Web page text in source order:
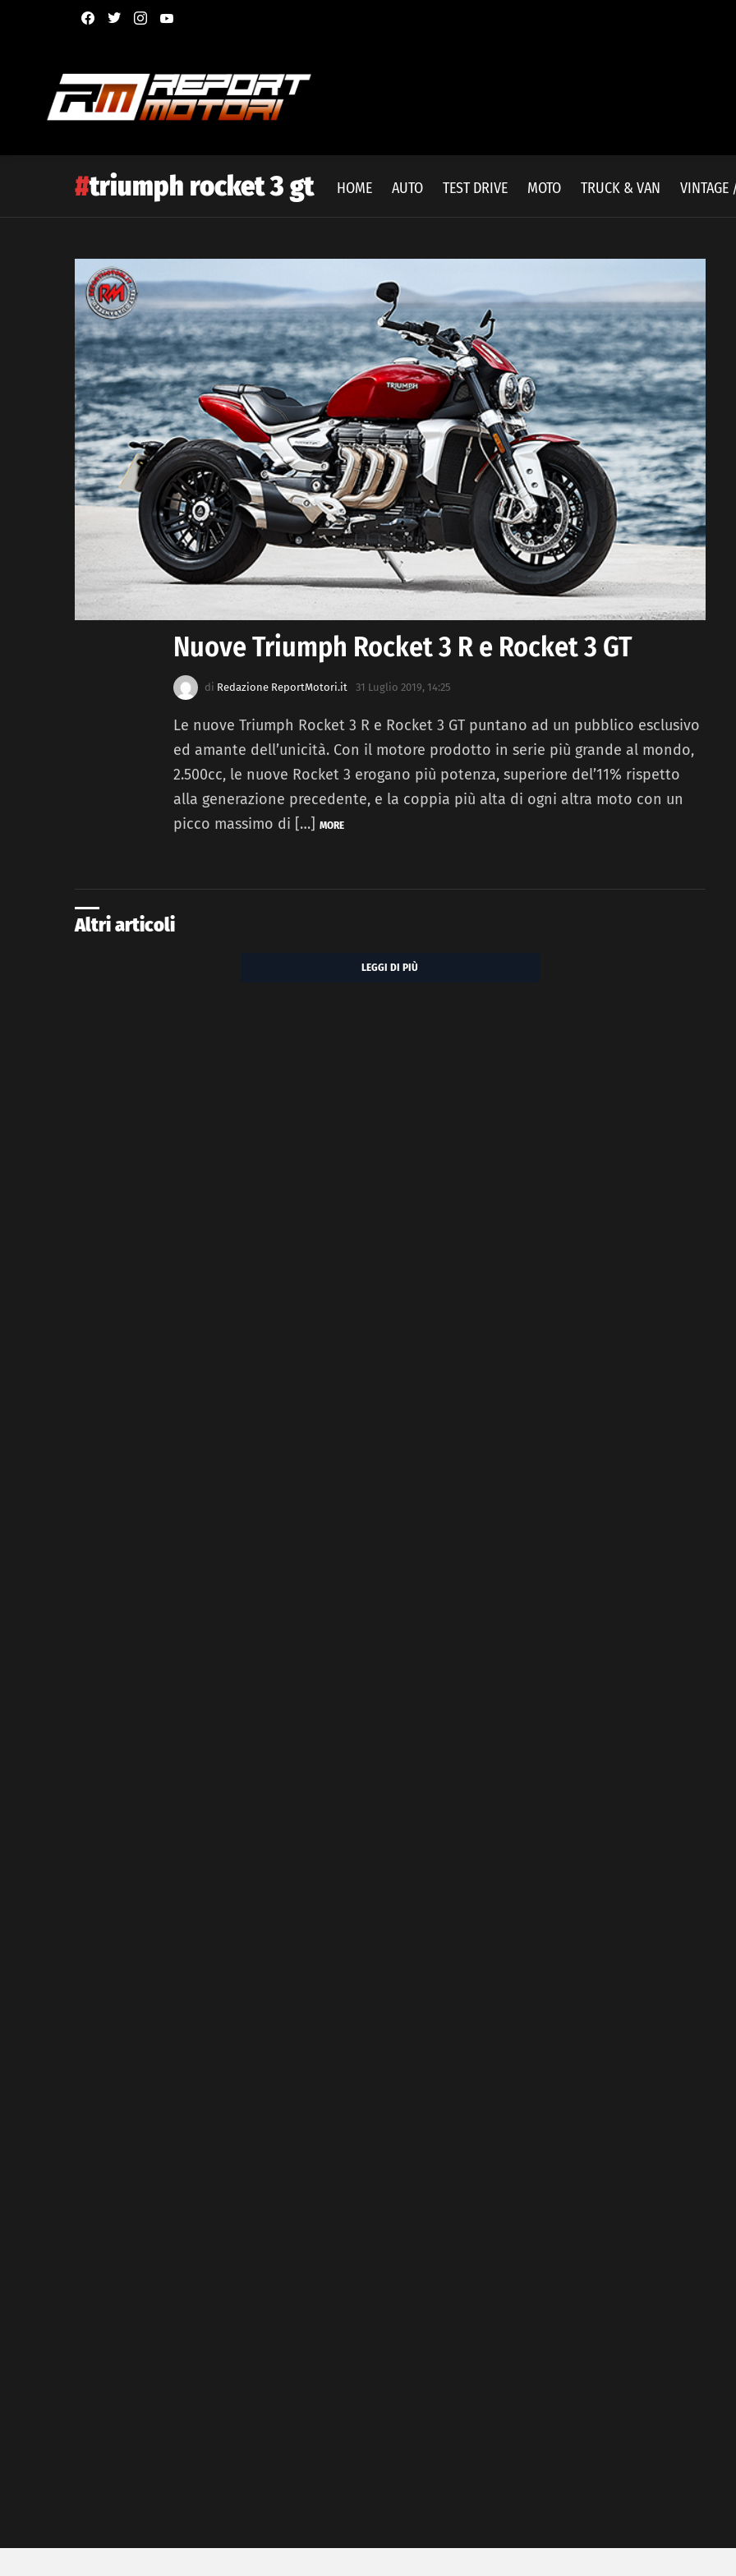
facebooktwitterinstagram
HOME AUTO TEST DRIVE MOTO TRUCK & VAN VINTAGE
triumph rocket 3 gt
Latest
story
Nuove Triumph Rocket 3 R e Rocket 3 GT
di Redazione ReportMotori.it 31 Luglio 2019, 14:25
Le nuove Triumph Rocket 3 R e Rocket 3 GT puntano ad un pubblico esclusivo
ed amante dell’unicità. Con il motore prodotto in serie più grande al mondo,
2.500cc, le nuove Rocket 3 erogano più potenza, superiore del’11% rispetto
alla generazione precedente, e la coppia più alta di ogni altra moto con un
picco massimo di […] MORE
Altri articoli
LEGGI DI PIÙ